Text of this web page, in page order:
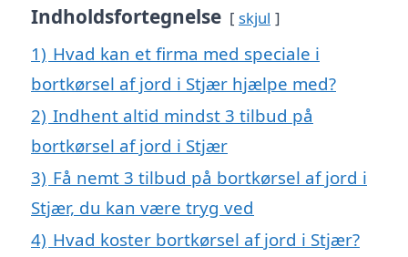
Indholdsfortegnelse skjul
1) Hvad kan et firma med speciale i
bortkørsel af jord i Stjær hjælpe med?
2) Indhent altid mindst 3 tilbud på
bortkørsel af jord i Stjær
3) Få nemt 3 tilbud på bortkørsel af jord i
Stjær, du kan være tryg ved
4) Hvad koster bortkørsel af jord i Stjær?